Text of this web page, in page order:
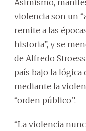
violencia son un
remite a las
historia”, y se
de Alfredo
país bajo la lógica
mediante la
“orden público”.
“La violencia